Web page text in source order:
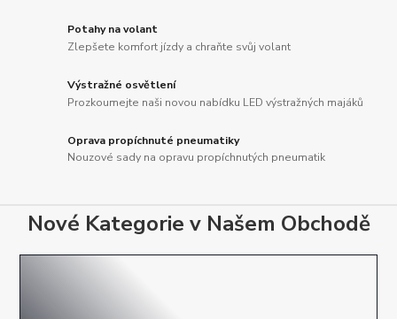
Potahy na volant
Zlepšete komfort jízdy a chraňte svůj volant
Výstražné osvětlení
Prozkoumejte naši novou nabídku LED výstražných majáků
Oprava propíchnuté pneumatiky
Nouzové sady na opravu propíchnutých pneumatik
Nové Kategorie v Našem Obchodě